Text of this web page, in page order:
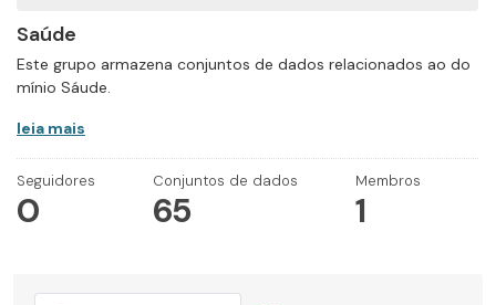
Saúde
Este grupo armazena conjuntos de dados relacionados ao do
mínio Sáude.
leia mais
Seguidores
0
Conjuntos de dados
65
Membros
1